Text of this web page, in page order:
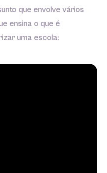
que envolve vários
ensina o que é
uma escola: